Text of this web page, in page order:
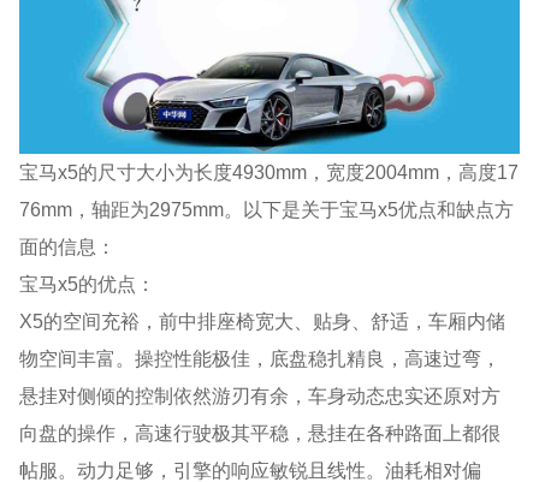
宝马x5的尺寸大小为长度4930mm，宽度2004mm，高度17
76mm，轴距为2975mm。以下是关于宝马x5优点和缺点方
面的信息：
宝马x5的优点：
X5的空间充裕，前中排座椅宽大、贴身、舒适，车厢内储
物空间丰富。操控性能极佳，底盘稳扎精良，高速过弯，
悬挂对侧倾的控制依然游刃有余，车身动态忠实还原对方
向盘的操作，高速行驶极其平稳，悬挂在各种路面上都很
帖服。动力足够，引擎的响应敏锐且线性。油耗相对偏